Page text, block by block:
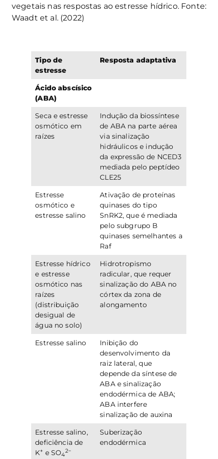
vegetais nas respostas ao estresse hídrico. Fonte:
Waadt et al. (2022)
Tipo de
estresse
Resposta adaptativa
Ácido abscísico
(ABA)
Seca e estresse
osmótico em
raízes
Indução da biossíntese
de ABA na parte aérea
via sinalização
hidráulicos e indução
da expressão de NCED3
mediada pelo peptídeo
CLE25
Estresse
osmótico e
estresse salino
Ativação de proteínas
quinases do tipo
SnRK2, que é mediada
pelo subgrupo B
quinases semelhantes a
Raf
Estresse hídrico
e estresse
osmótico nas
raízes
(distribuição
desigual de
água no solo)
Hidrotropismo
radicular, que requer
sinalização do ABA no
córtex da zona de
alongamento
Estresse salino
Inibição do
desenvolvimento da
raiz lateral, que
depende da síntese de
ABA e sinalização
endodérmica de ABA;
ABA interfere
sinalização de auxina
Estresse salino,
deficiência de
K+ e SO4
2−
Suberização
endodérmica